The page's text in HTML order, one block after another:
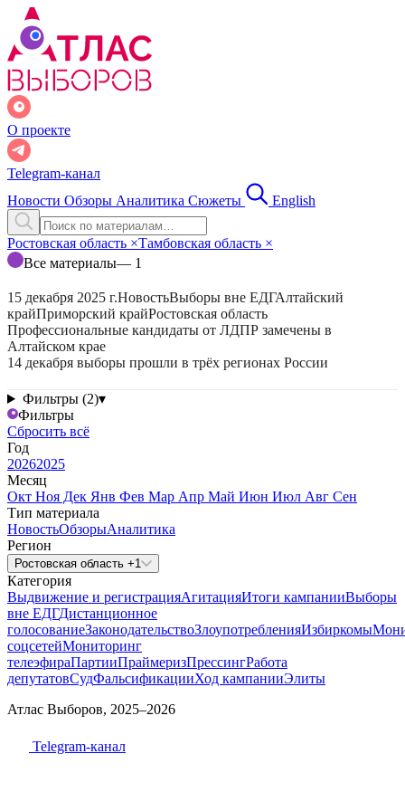
О проекте
Telegram-канал
Новости Обзоры Аналитика Сюжеты English
Ростовская область ×Тамбовская область ×
Все материалы— 1
15 декабря 2025 г.НовостьВыборы вне ЕДГАлтайский
крайПриморский крайРостовская область
Профессиональные кандидаты от ЛДПР замечены в
Алтайском крае
14 декабря выборы прошли в трёх регионах России
Фильтры (2)▾
Фильтры
Сбросить всё
Год
20262025
Месяц
Окт Ноя Дек Янв Фев Мар Апр Май Июн Июл Авг Сен
Тип материала
НовостьОбзорыАналитика
Регион
Ростовская область +1
Категория
Выдвижение и регистрацияАгитацияИтоги кампанииВыборы
вне ЕДГДистанционное
голосованиеЗаконодательствоЗлоупотребленияИзбиркомы
соцсетейМониторинг
телеэфираПартииПраймеризПрессингРабота
депутатовСудФальсификацииХод кампанииЭлиты
Атлас Выборов, 2025–2026
Telegram-канал